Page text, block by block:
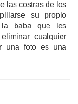
las costras de los
su propio
baba que les
cualquier
una foto es una